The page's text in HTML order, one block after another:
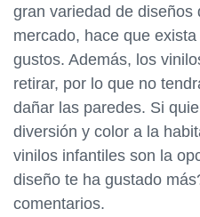
gran variedad de diseños
mercado, hace que
gustos. Además, los
retirar, por lo que no
dañar las paredes. Si
diversión y color a la
vinilos infantiles son la
diseño te ha gustado
comentarios.